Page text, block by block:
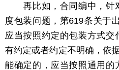
再比如，合同编中，针
度包装问题，第619条关于
应当按照约定的包装方式交
有约定或者约定不明确，依
能确定的，应当按照通用的